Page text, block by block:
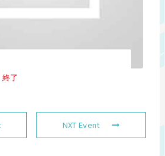
終了
NXT Event